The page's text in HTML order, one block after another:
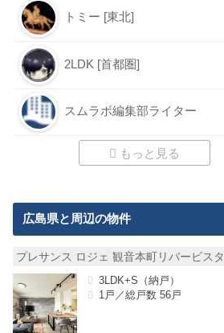
トミー [東北]
2LDK [首都圏]
スムラボ編集部ライター
もっと見る
広島県と周辺の物件
プレサンス ロジェ 観音本町リバービスタ
3LDK+S（納戸）
1戸／総戸数 56戸